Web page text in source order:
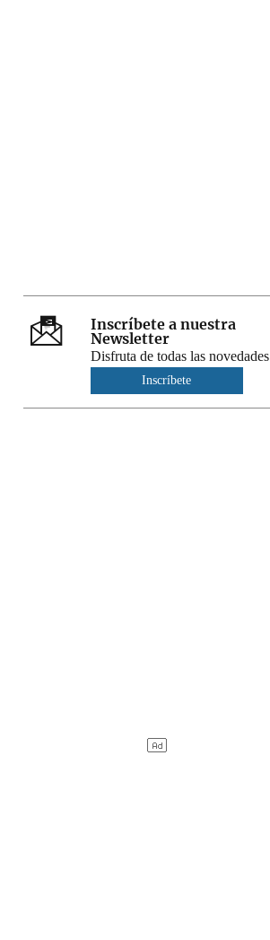
Inscríbete a nuestra
Newsletter
Disfruta de todas las novedades
Inscríbete